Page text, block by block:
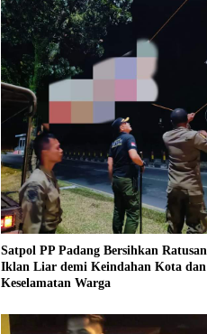
Satpol PP Padang Bersihkan Ratusan
Iklan Liar demi Keindahan Kota dan
Keselamatan Warga